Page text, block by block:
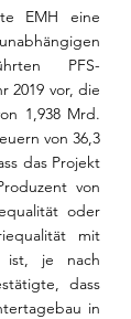
EMH eine
PFS-
2019 vor, die
1,938 Mrd.
von 36,3
das Projekt
von
oder
mit
ist, je nach
dass
in